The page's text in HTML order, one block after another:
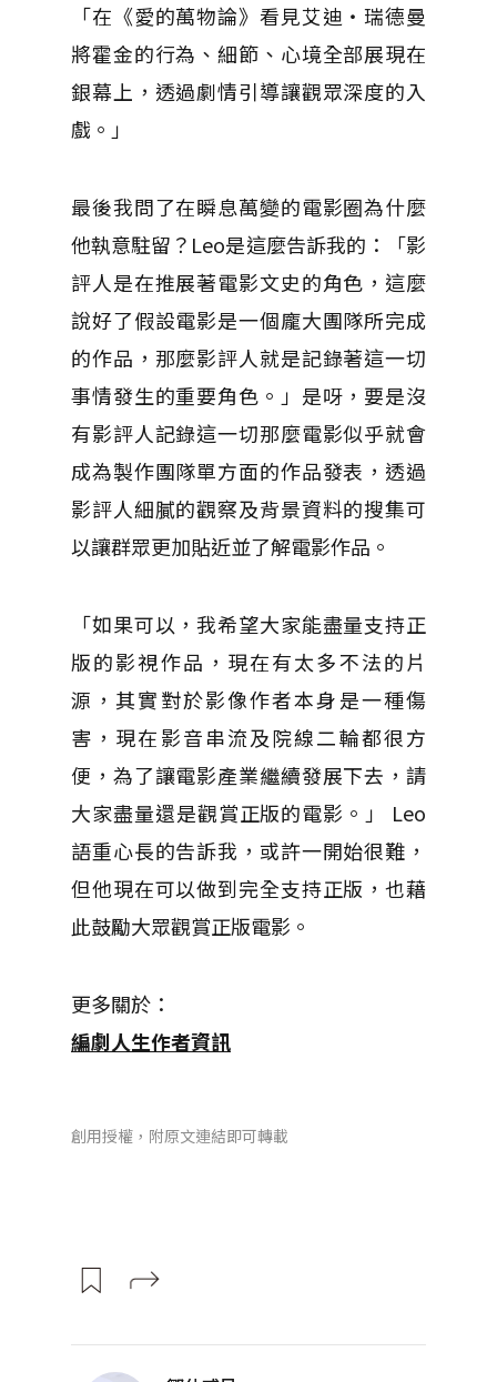
「在《愛的萬物論》看見艾迪‧瑞德曼
將霍金的行為、細節、心境全部展現在
銀幕上，透過劇情引導讓觀眾深度的入
戲。」
最後我問了在瞬息萬變的電影圈為什麼
他執意駐留？Leo是這麼告訴我的：「影
評人是在推展著電影文史的角色，這麼
說好了假設電影是一個龐大團隊所完成
的作品，那麼影評人就是記錄著這一切
事情發生的重要角色。」是呀，要是沒
有影評人記錄這一切那麼電影似乎就會
成為製作團隊單方面的作品發表，透過
影評人細膩的觀察及背景資料的搜集可
以讓群眾更加貼近並了解電影作品。
「如果可以，我希望大家能盡量支持正
版的影視作品，現在有太多不法的片
源，其實對於影像作者本身是一種傷
害，現在影音串流及院線二輪都很方
便，為了讓電影產業繼續發展下去，請
大家盡量還是觀賞正版的電影。」 Leo
語重心長的告訴我，或許一開始很難，
但他現在可以做到完全支持正版，也藉
此鼓勵大眾觀賞正版電影。
更多關於：
編劇人生作者資訊
創用授權，附原文連結即可轉載